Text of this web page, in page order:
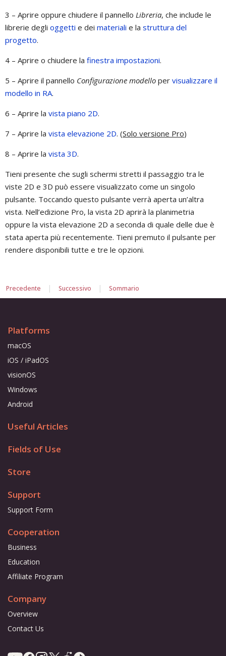
3 – Aprire oppure chiudere il pannello Libreria, che include le
librerie degli oggetti e dei materiali e la struttura del
progetto.
4 – Aprire o chiudere la finestra impostazioni.
5 – Aprire il pannello Configurazione modello per visualizzare il
modello in RA.
6 – Aprire la vista piano 2D.
7 – Aprire la vista elevazione 2D. (Solo versione Pro)
8 – Aprire la vista 3D.
Tieni presente che sugli schermi stretti il passaggio tra le
viste 2D e 3D può essere visualizzato come un singolo
pulsante. Toccando questo pulsante verrà aperta un’altra
vista. Nell’edizione Pro, la vista 2D aprirà la planimetria
oppure la vista elevazione 2D a seconda di quale delle due è
stata aperta più recentemente. Tieni premuto il pulsante per
rendere disponibili tutte e tre le opzioni.
Precedente | Successivo | Sommario
Platforms
macOS
iOS / iPadOS
visionOS
Windows
Android
Useful Articles
Fields of Use
Store
Support
Support Form
Cooperation
Business
Education
Affiliate Program
Company
Overview
Contact Us